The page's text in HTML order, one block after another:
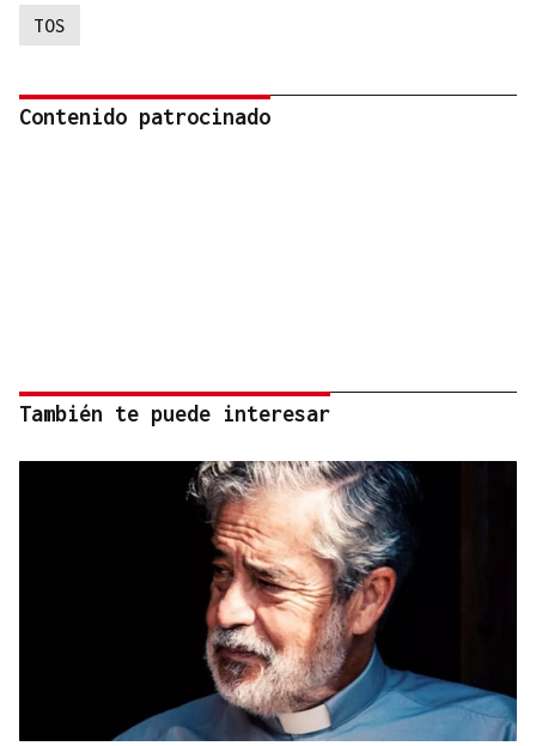
TOS
Contenido patrocinado
También te puede interesar